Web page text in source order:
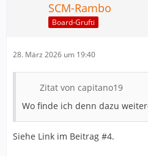
SCM-Rambo
Board-Grufti
28. März 2026 um 19:40
Zitat von capitano19
Wo finde ich denn dazu
Siehe Link im Beitrag #4.